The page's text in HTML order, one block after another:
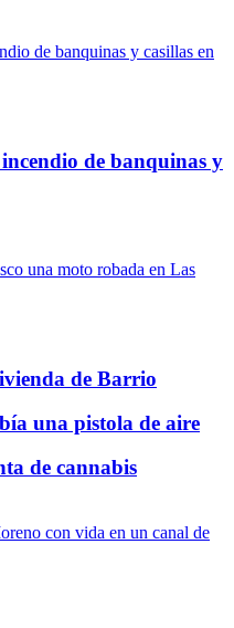
de banquinas y
de Barrio
una pistola de aire
de cannabis